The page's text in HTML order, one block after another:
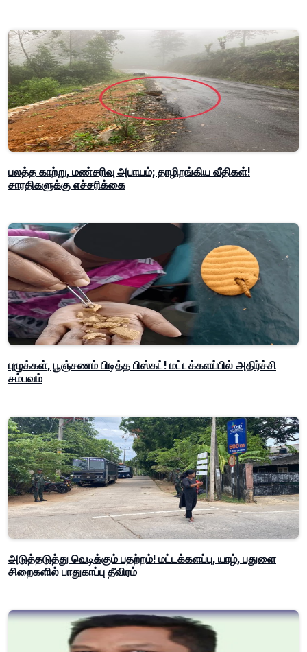
பலத்த காற்று, மண்சரிவு அபாயம்; தாழிறங்கிய வீதிகள்!
சாரதிகளுக்கு எச்சரிக்கை
புழுக்கள், பூஞ்சணம் பிடித்த பிஸ்கட்! மட்டக்களப்பில் அதிர்ச்சி
சம்பவம்
அடுத்தடுத்து வெடிக்கும் பதற்றம்! மட்டக்களப்பு, யாழ், பதுளை
சிறைகளில் பாதுகாப்பு தீவிரம்